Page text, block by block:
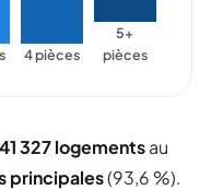
4 pièces
5+
pièces
41 327 logementsau
principales(93,6 %).